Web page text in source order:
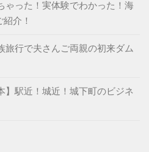
ゃった！実体験でわかった！海
介！
旅行で夫さんご両親の初来ダム
】駅近！城近！城下町のビジネ